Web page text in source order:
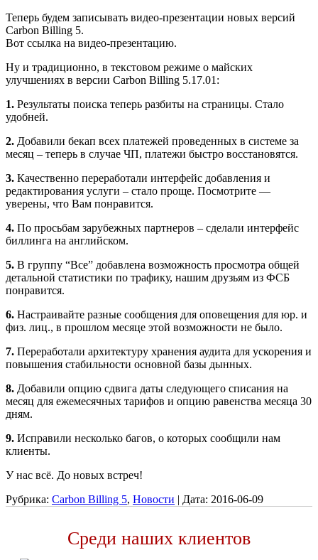
Теперь будем записывать видео-презентации новых версий
Carbon Billing 5.
Вот ссылка на видео-презентацию.
Ну и традиционно, в текстовом режиме о майских
улучшениях в версии Сarbon Billing 5.17.01:
1. Результаты поиска теперь разбиты на страницы. Стало
удобней.
2. Добавили бекап всех платежей проведенных в системе за
месяц – теперь в случае ЧП, платежи быстро восстановятся.
3. Качественно переработали интерфейс добавления и
редактирования услуги – стало проще. Посмотрите —
уверены, что Вам понравится.
4. По просьбам зарубежных партнеров – сделали интерфейс
биллинга на английском.
5. В группу “Все” добавлена возможность просмотра общей
детальной статистики по трафику, нашим друзьям из ФСБ
понравится.
6. Настраивайте разные сообщения для оповещения для юр. и
физ. лиц., в прошлом месяце этой возможности не было.
7. Переработали архитектуру хранения аудита для ускорения и
повышения стабильности основной базы дынных.
8. Добавили опцию сдвига даты следующего списания на
месяц для ежемесячных тарифов и опцию равенства месяца 30
дням.
9. Исправили несколько багов, о которых сообщили нам
клиенты.
У нас всё. До новых встреч!
Рубрика: Carbon Billing 5, Новости | Дата: 2016-06-09
Среди наших клиентов